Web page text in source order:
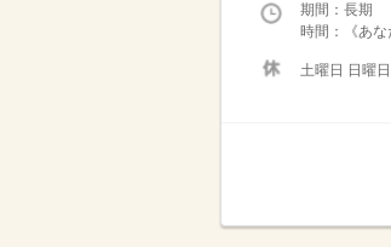
期間：長期
時間：《あ
土曜日 日曜